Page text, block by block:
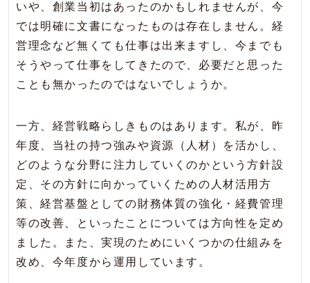
いや、創業当初はあったのかもしれませんが、今
では明確に文書になったものは存在しません。経
営理念など無くても仕事は出来ますし、今までも
そうやって仕事をしてきたので、必要だと思った
ことも無かったのではないでしょうか。
一方、経営戦略らしきものはあります。私が、昨
年度、当社の持つ強みや資源（人材）を活かし、
どのような分野に注力していくのかという方針設
定、その方針に向かっていくための人材活用方
策、経営基盤としての財務体質の強化・経費管理
等の改善、といったことについては方向性を定め
ました。また、実現のためにいくつかの仕組みを
改め、今年度から運用しています。